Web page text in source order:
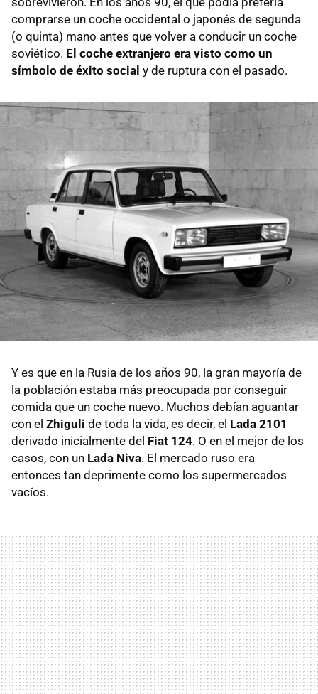
comprarse un coche occidental o japonés de segunda
(o quinta) mano antes que volver a conducir un coche
soviético. El coche extranjero era visto como un
símbolo de éxito social y de ruptura con el pasado.
Y es que en la Rusia de los años 90, la gran mayoría de
la población estaba más preocupada por conseguir
comida que un coche nuevo. Muchos debían aguantar
con el Zhiguli de toda la vida, es decir, el Lada 2101
derivado inicialmente del Fiat 124. O en el mejor de los
casos, con un Lada Niva. El mercado ruso era
entonces tan deprimente como los supermercados
vacíos.